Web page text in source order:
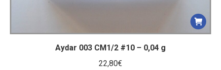
Aydar 003 CM1/2 #10 – 0,04 g
22,80€